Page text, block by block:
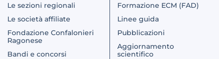
Le sezioni regionali
Le società affiliate
Fondazione Confalonieri
Ragonese
Bandi e concorsi
Formazione ECM (FAD)
Linee guida
Pubblicazioni
Aggiornamento
scientifico